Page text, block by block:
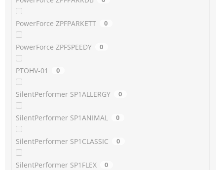
PowerForce ZPFPARKETT 0
PowerForce ZPFSPEEDY 0
PTOHV-01 0
SilentPerformer SP1ALLERGY 0
SilentPerformer SP1ANIMAL 0
SilentPerformer SP1CLASSIC 0
SilentPerformer SP1FLEX 0